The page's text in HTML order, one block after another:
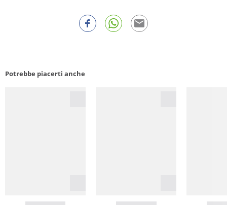
Potrebbe piacerti anche